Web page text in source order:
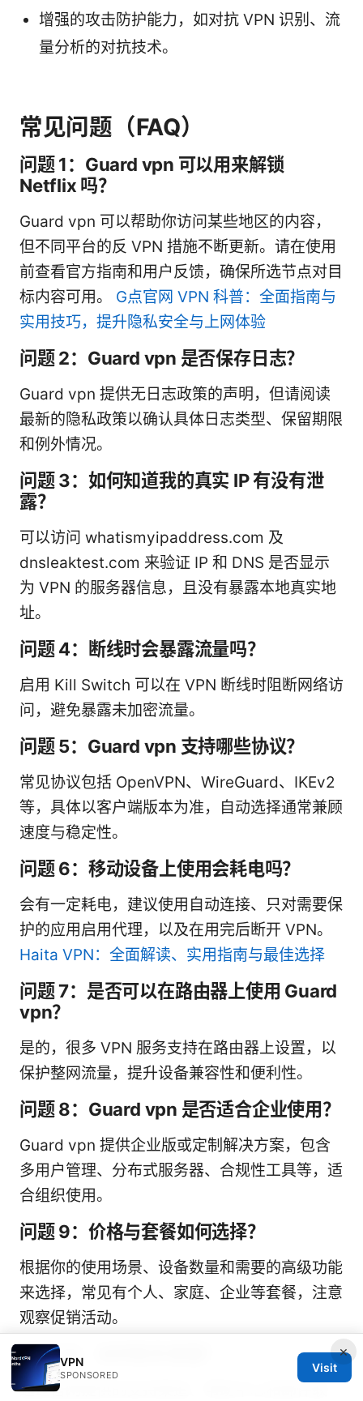
增强的攻击防护能力，如对抗 VPN 识别、流
量分析的对抗技术。
常见问题（FAQ）
问题 1：Guard vpn 可以用来解锁
Netflix 吗？
Guard vpn 可以帮助你访问某些地区的内容，
但不同平台的反 VPN 措施不断更新。请在使用
前查看官方指南和用户反馈，确保所选节点对目
标内容可用。 G点官网 VPN 科普：全面指南与
实用技巧，提升隐私安全与上网体验
问题 2：Guard vpn 是否保存日志？
Guard vpn 提供无日志政策的声明，但请阅读
最新的隐私政策以确认具体日志类型、保留期限
和例外情况。
问题 3：如何知道我的真实 IP 有没有泄
露？
可以访问 whatismyipaddress.com 及
dnsleaktest.com 来验证 IP 和 DNS 是否显示
为 VPN 的服务器信息，且没有暴露本地真实地
址。
问题 4：断线时会暴露流量吗？
启用 Kill Switch 可以在 VPN 断线时阻断网络访
问，避免暴露未加密流量。
问题 5：Guard vpn 支持哪些协议？
常见协议包括 OpenVPN、WireGuard、IKEv2
等，具体以客户端版本为准，自动选择通常兼顾
速度与稳定性。
问题 6：移动设备上使用会耗电吗？
会有一定耗电，建议使用自动连接、只对需要保
护的应用启用代理，以及在用完后断开 VPN。
Haita VPN：全面解读、实用指南与最佳选择
问题 7：是否可以在路由器上使用 Guard
vpn？
是的，很多 VPN 服务支持在路由器上设置，以
保护整网流量，提升设备兼容性和便利性。
问题 8：Guard vpn 是否适合企业使用？
Guard vpn 提供企业版或定制解决方案，包含
多用户管理、分布式服务器、合规性工具等，适
合组织使用。
问题 9：价格与套餐如何选择？
根据你的使用场景、设备数量和需要的高级功能
来选择，常见有个人、家庭、企业等套餐，注意
观察促销活动。
问题 10：如何联系客服？
通过官网提供的支持渠道、帮助中心和邮件联
×
VPN
SPONSORED
Visit